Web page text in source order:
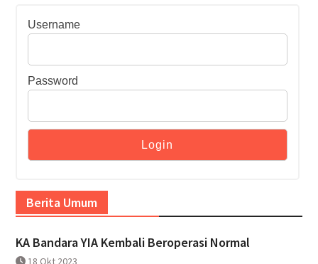
Username
Password
Berita Umum
KA Bandara YIA Kembali Beroperasi Normal